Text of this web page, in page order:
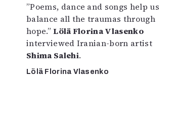
”Poems, dance and songs help us
balance all the traumas through
hope.”Lölä Florina Vlasenko
interviewed Iranian-born artist
Shima Salehi.
Lölä Florina Vlasenko